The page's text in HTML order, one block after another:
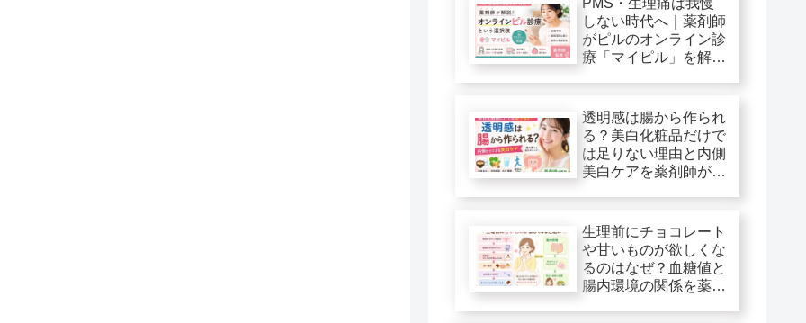
PMS・生理痛は我慢
しない時代へ｜薬剤師
がピルのオンライン診
療「マイピル」を解
透明感は腸から作られ
る？美白化粧品だけで
は足りない理由と内側
美白ケアを薬剤師が解
生理前にチョコレート
や甘いものが欲しくな
るのはなぜ？血糖値と
腸内環境の関係を薬剤